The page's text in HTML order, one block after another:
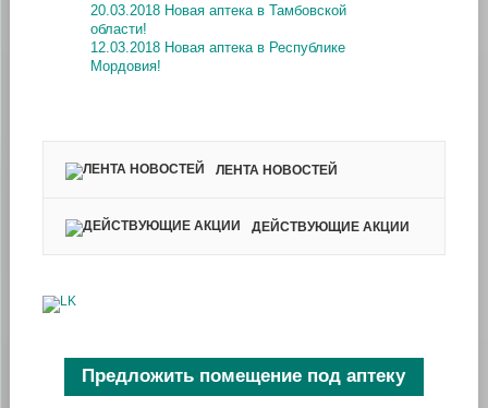
20.03.2018 Новая аптека в Тамбовской
области!
12.03.2018 Новая аптека в Республике
Мордовия!
ЛЕНТА НОВОСТЕЙ
ДЕЙСТВУЮЩИЕ АКЦИИ
Предложить помещение под аптеку